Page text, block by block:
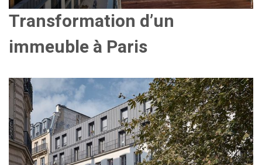
Transformation d’un
immeuble à Paris